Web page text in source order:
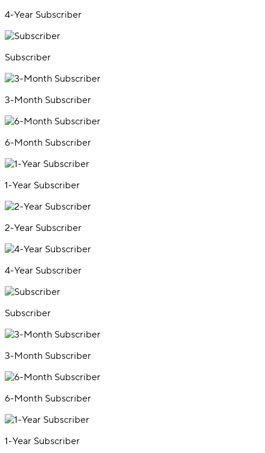
4-Year Subscriber
Subscriber
3-Month Subscriber
6-Month Subscriber
1-Year Subscriber
2-Year Subscriber
4-Year Subscriber
Subscriber
3-Month Subscriber
6-Month Subscriber
1-Year Subscriber